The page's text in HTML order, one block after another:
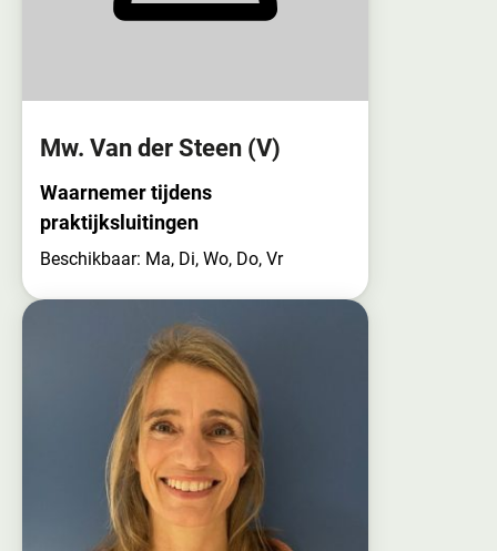
Mw. Van der Steen (V)
Waarnemer tijdens
praktijksluitingen
Beschikbaar: Ma, Di, Wo, Do, Vr